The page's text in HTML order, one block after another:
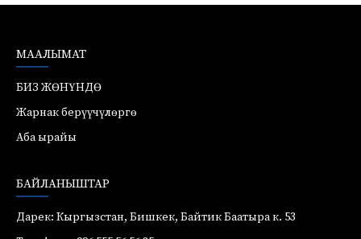
МААЛЫМАТ
БИЗ ЖӨНҮНДӨ
Жарнак берүүчүлөргө
Аба ырайы
БАЙЛАНЫШТАР
Дарек: Кыргызстан, Бишкек, Байтик Баатыра к. 53